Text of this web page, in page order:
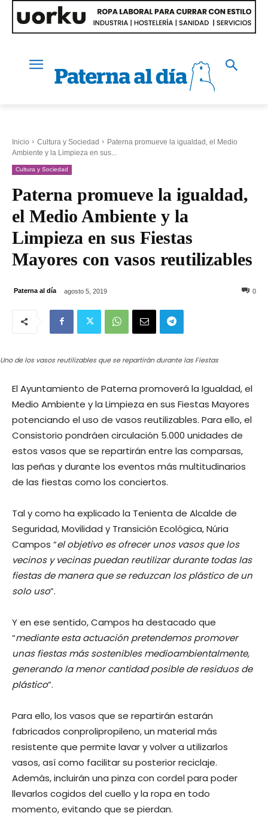
Inicio Cultura y Sociedad
Paterna promueve la igualdad, el Medio
Ambiente y la Limpieza en sus...
Cultura y Sociedad
Paterna promueve la igualdad,
el Medio Ambiente y la
Limpieza en sus Fiestas
Mayores con vasos reutilizables
Paterna al día agosto 5, 2019 0
Uno de los vasos reutilizables que se repartirán durante las Fiestas
El Ayuntamiento de Paterna promoverá la Igualdad, el
Medio Ambiente y la Limpieza en sus Fiestas Mayores
potenciando el uso de vasos reutilizables. Para ello, el
Consistorio pondráen circulación 5.000 unidades de
estos vasos que se repartirán entre las comparsas,
las peñas y durante los eventos más multitudinarios
de las fiestas como los conciertos.
Tal y como ha explicado la Tenienta de Alcalde de
Seguridad, Movilidad y Transición Ecológica, Núria
Campos “el objetivo es ofrecer unos vasos que los
vecinos y vecinas puedan reutilizar durante todas las
fiestas de manera que se reduzcan los plástico de un
solo uso”.
Y en ese sentido, Campos ha destacado que
“mediante esta actuación pretendemos promover
unas fiestas más sostenibles medioambientalmente,
generando la menor cantidad posible de residuos de
plástico”.
Para ello, los vasos que se repartirán estarán
fabricados conprolipropileno, un material más
resistente que permite lavar y volver a utilizarlos
vasos, así como facilitar su posterior reciclaje.
Además, incluirán una pinza con cordel para poder
llevarlos cogidos del cuello y la ropa en todo
momento, evitando que se pierdan.